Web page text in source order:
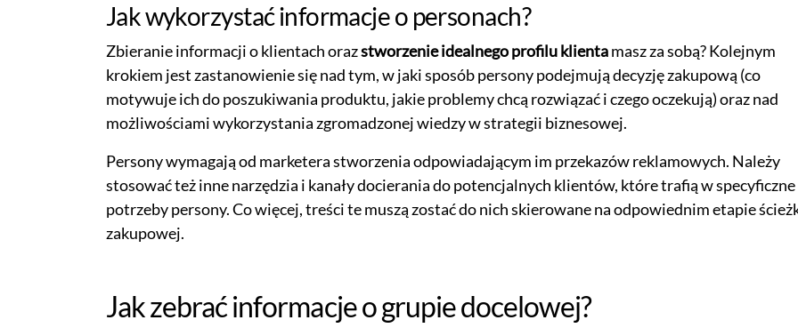
Jak wykorzystać informacje o personach?
Zbieranie informacji o klientach orazstworzenie idealnego profilu klientamasz za sobą? Kolejnym
krokiem jest zastanowienie się nad tym, w jaki sposób persony podejmują decyzję zakupową (co
motywuje ich do poszukiwania produktu, jakie problemy chcą rozwiązać i czego oczekują) oraz nad
możliwościami wykorzystania zgromadzonej wiedzy w strategii biznesowej.
Persony wymagają od marketera stworzenia odpowiadającym im przekazów reklamowych. Należy
stosować też inne narzędzia i kanały docierania do potencjalnych klientów, które trafią w specyficzne
potrzeby persony. Co więcej, treści te muszą zostać do nich skierowane na odpowiednim etapie
zakupowej.
Jak zebrać informacje o grupie docelowej?